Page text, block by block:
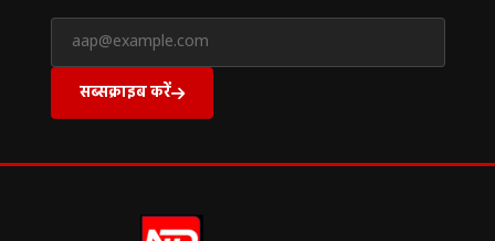
सब्सक्राइब करें